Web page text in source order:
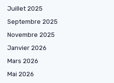
Juillet 2025
Septembre 2025
Novembre 2025
Janvier 2026
Mars 2026
Mai 2026